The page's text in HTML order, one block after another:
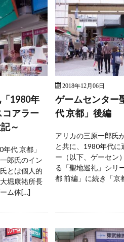
1980年
コアラー
～
代 京都」
郎氏のイン
とは個人的
堀康祐所長
ム体[…]
2018年12月06日
ゲームセンター
代 京都」後編
アリカの三原一郎氏
と共に、1980年代に
ー（以下、ゲーセン
る「聖地巡礼」シリ
都 前編」に続き「京